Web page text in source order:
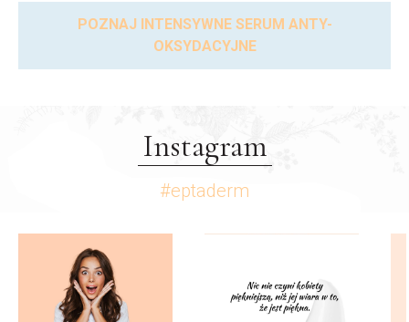
POZNAJ INTENSYWNE SERUM ANTY-
OKSYDACYJNE
Instagram
#eptaderm